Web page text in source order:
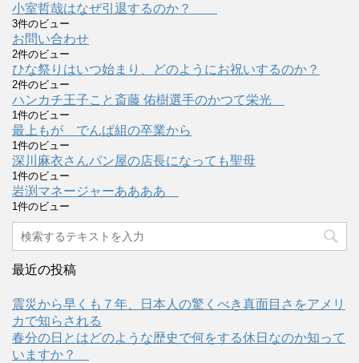
小室哲哉はなぜ引退するのか？
3件のビュー
お問い合わせ
2件のビュー
ひな祭りはいつ始まり、どのようにお祝いするのか？
2件のビュー
ハンカチ王子こと斎藤 佑樹選手のかつて栄光
1件のビュー
最上もが でんぱ組の卒業から
1件のビュー
深川麻衣さんパン屋の店長になっても聖母
1件のビュー
岩渕マネージャーああああ
1件のビュー
最近の投稿
震災から早くも７年、日本人の驚くべき真面目さをアメリ
カで知らされる
春分の日とはどのような歴史で何をする休日なのか知って
いますか？